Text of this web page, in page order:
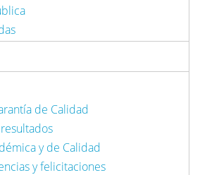
de Calidad
y de Calidad
y felicitaciones